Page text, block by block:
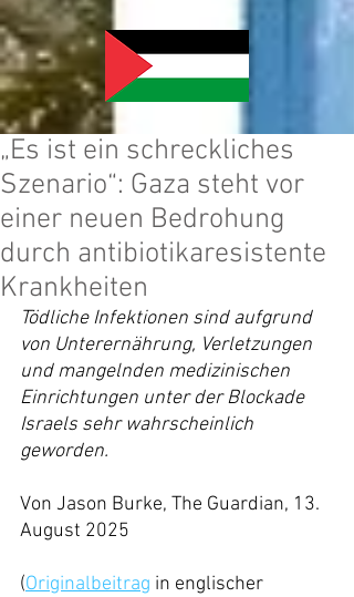
„Es ist ein schreckliches
Szenario“: Gaza steht vor
einer neuen Bedrohung
durch antibiotikaresistente
Krankheiten
Tödliche Infektionen sind aufgrund
von Unterernährung, Verletzungen
und mangelnden medizinischen
Einrichtungen unter der Blockade
Israels sehr wahrscheinlich
geworden.
Von Jason Burke, The Guardian, 13.
August 2025
(Originalbeitrag in englischer